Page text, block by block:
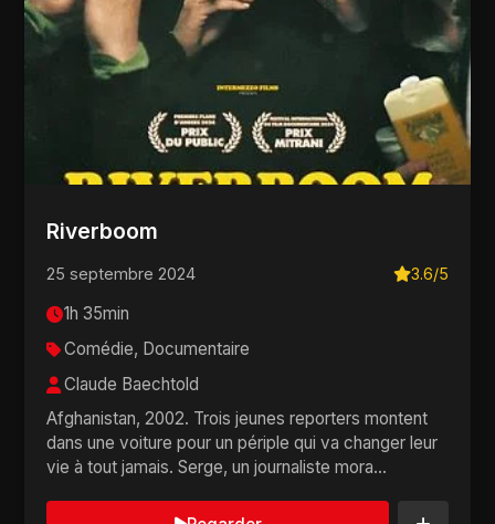
Riverboom
25 septembre 2024 3.6/5
1h 35min
Comédie, Documentaire
Claude Baechtold
Afghanistan, 2002. Trois jeunes reporters montent
dans une voiture pour un périple qui va changer leur
vie à tout jamais. Serge, un journaliste mora...